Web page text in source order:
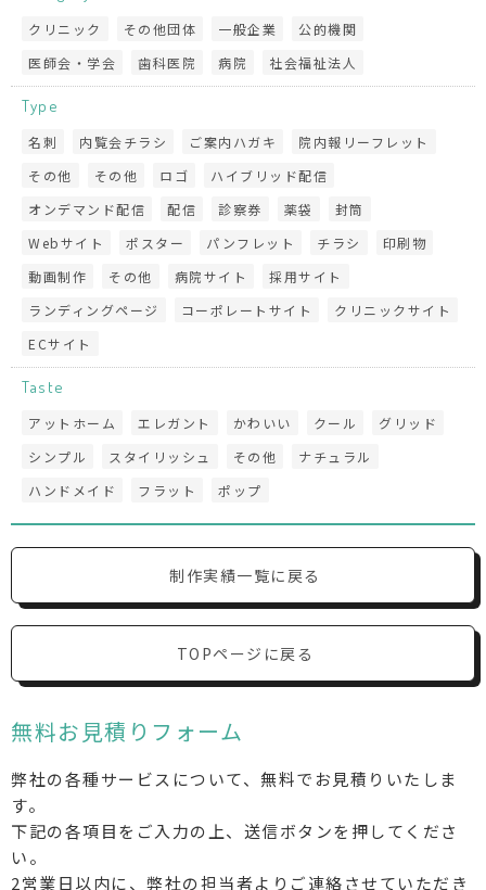
クリニック その他団体 一般企業
公的機関
医師会・学会
歯科医院 病院 社会福祉法人
Type
名刺 内覧会チラシ ご案内ハガキ
院内報リーフレット
その他
その他 ロゴ
ハイブリッド配信
オンデマンド配信
配信 診察券 薬袋
封筒
Webサイト
ポスター パンフレット チラシ
印刷物
動画制作
その他 病院サイト
採用サイト
ランディングページ
コーポレートサイト
クリニックサイト
ECサイト
Taste
アットホーム エレガント かわいい クール
グリッド
シンプル
スタイリッシュ その他
ナチュラル
ハンドメイド
フラット ポップ
制作実績一覧に戻る
TOPページに戻る
無料お見積りフォーム
弊社の各種サービスについて、無料でお見積りいたしま
す。
下記の各項目をご入力の上、送信ボタンを押してくださ
い。
2営業日以内に、弊社の担当者よりご連絡させていただき